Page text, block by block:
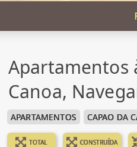
Apartamentos
Canoa,
APARTAMENTOS CAPAO DA
TOTAL CONSTRUÍDA